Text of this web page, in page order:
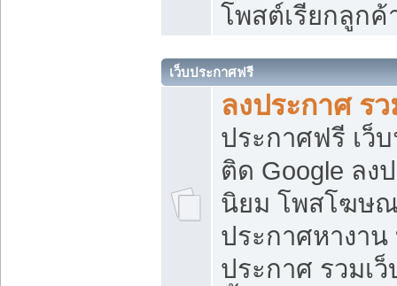
โพสต์เรียกลูกค้
เว็บประกาศฟรี
ลงประกาศ ร
ประกาศฟรี เว็
ติด Google ลง
นิยม โพสโฆษ
ประกาศหางาน
ประกาศ รวมเ